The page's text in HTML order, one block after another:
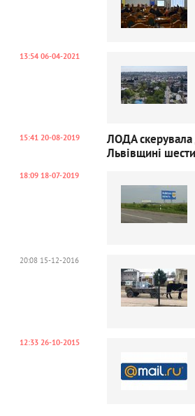
13:54 06-04-2021
15:41 20-08-2019
ЛОДА скерувала
Львівщині
18:09 18-07-2019
20:08 15-12-2016
12:33 26-10-2015